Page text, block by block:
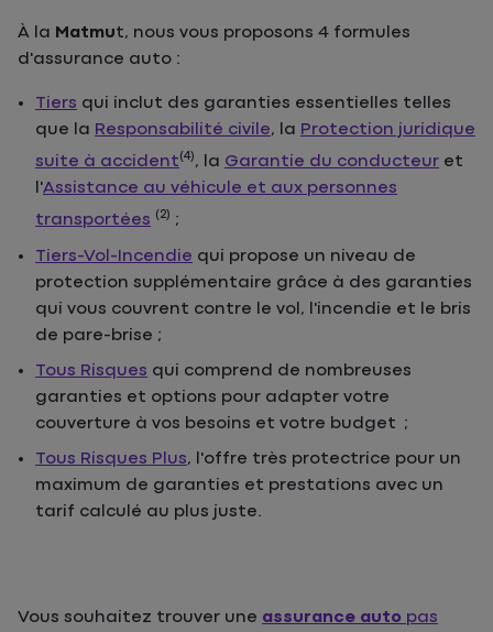
À la Matmut, nous vous proposons 4 formules
d'assurance auto :
Tiers qui inclut des garanties essentielles telles
que la Responsabilité civile, la Protection juridique
suite à accident(4), la Garantie du conducteur et
l'Assistance au véhicule et aux personnes
transportées (2) ;
Tiers-Vol-Incendie qui propose un niveau de
protection supplémentaire grâce à des garanties
qui vous couvrent contre le vol, l'incendie et le bris
de pare-brise ;
Tous Risques qui comprend de nombreuses
garanties et options pour adapter votre
couverture à vos besoins et votre budget ;
Tous Risques Plus, l'offre très protectrice pour un
maximum de garanties et prestations avec un
tarif calculé au plus juste.
Vous souhaitez trouver une assurance auto pas